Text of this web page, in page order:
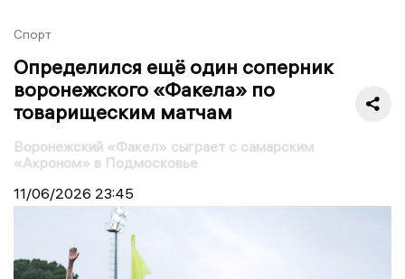
Спорт
Определился ещё один соперник
воронежского «Факела» по
товарищеским матчам
Воронежский «Факел» сыграет с самарским
«Акроном» в Подмосковье
11/06/2026 23:45